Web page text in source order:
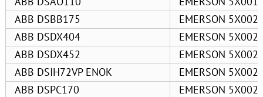
ABB DSBB175
EMERSON
ABB DSDX404
EMERSON
ABB DSDX452
EMERSON
ABB DSIH72VP ENOK
EMERSON
ABB DSPC170
EMERSON